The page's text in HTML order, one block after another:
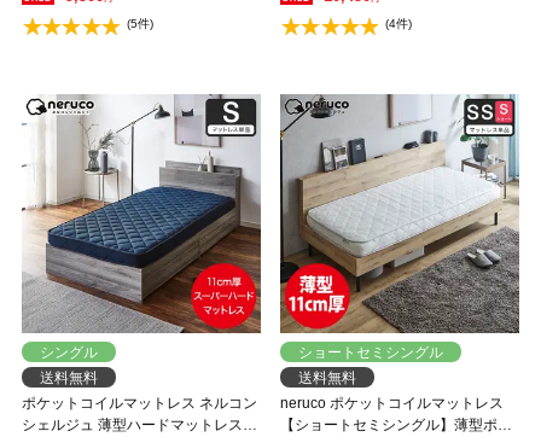
(5件) (4件)
シングル
送料無料
ポケットコイルマットレス ネルコン
シェルジュ 薄型ハードマットレス
ショートセミシングル
送料無料
neruco ポケットコイルマットレス
【ショートセミシングル】薄型ポケ